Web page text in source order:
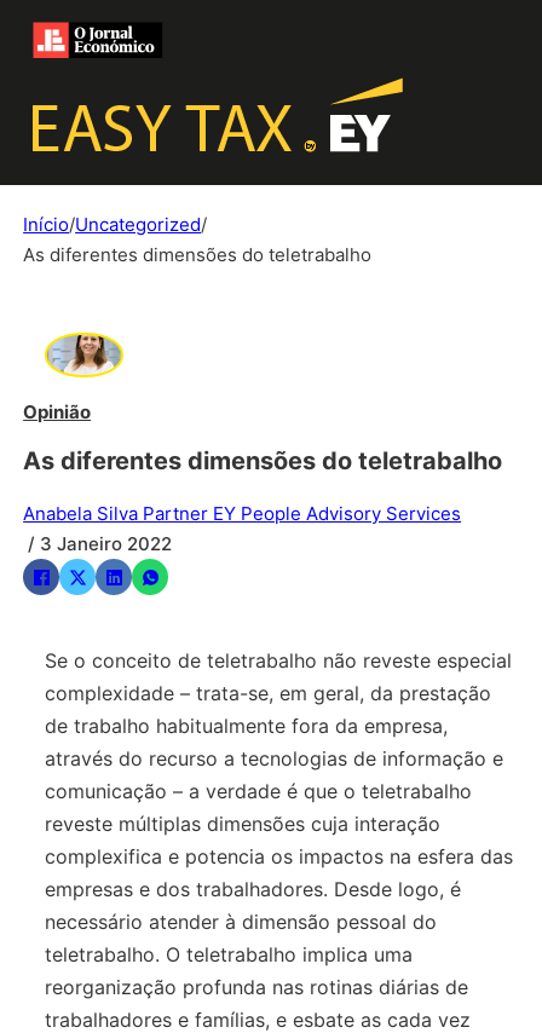
Início/Uncategorized/
As diferentes dimensões do teletrabalho
Opinião
As diferentes dimensões do teletrabalho
Anabela Silva Partner EY People Advisory Services
/ 3 Janeiro 2022
Se o conceito de teletrabalho não reveste especial
complexidade – trata-se, em geral, da prestação
de trabalho habitualmente fora da empresa,
através do recurso a tecnologias de informação e
comunicação – a verdade é que o teletrabalho
reveste múltiplas dimensões cuja interação
complexifica e potencia os impactos na esfera das
empresas e dos trabalhadores. Desde logo, é
necessário atender à dimensão pessoal do
teletrabalho. O teletrabalho implica uma
reorganização profunda nas rotinas diárias de
trabalhadores e famílias, e esbate as cada vez